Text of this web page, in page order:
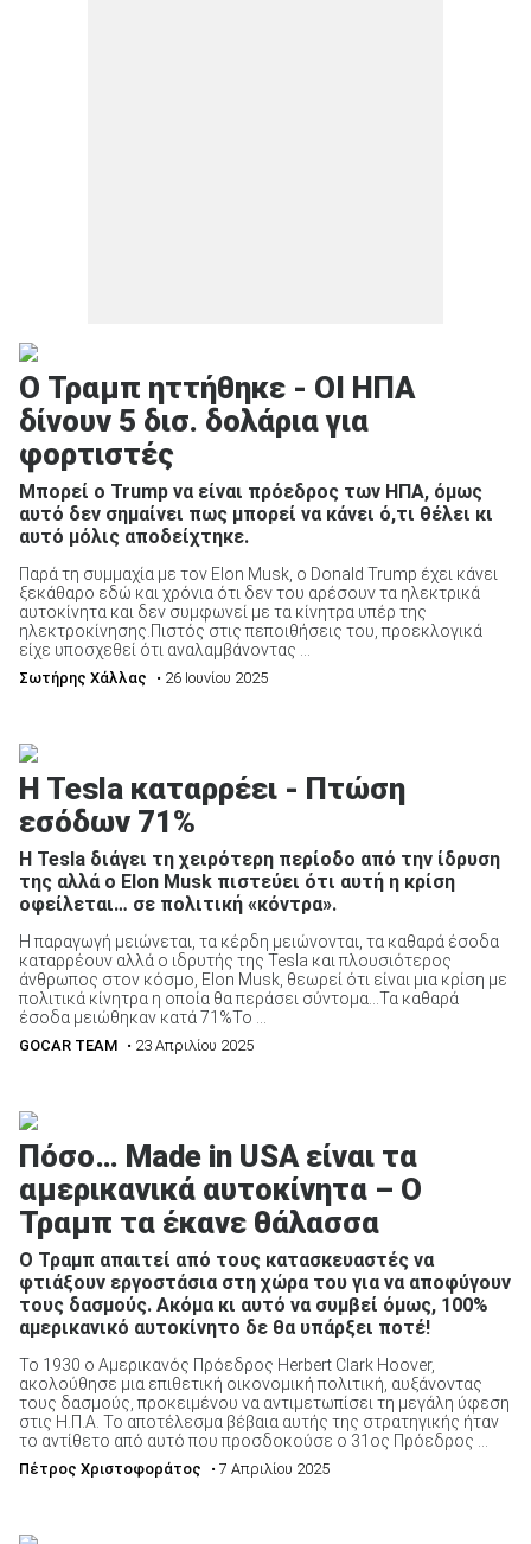
Ο Τραμπ ηττήθηκε - ΟΙ ΗΠΑ
δίνουν 5 δισ. δολάρια για
φορτιστές
Μπορεί ο Trump να είναι πρόεδρος των ΗΠΑ, όμως
αυτό δεν σημαίνει πως μπορεί να κάνει ό,τι θέλει κι
αυτό μόλις αποδείχτηκε.
Παρά τη συμμαχία με τον Elon Musk, ο Donald Trump έχει κάνει
ξεκάθαρο εδώ και χρόνια ότι δεν του αρέσουν τα ηλεκτρικά
αυτοκίνητα και δεν συμφωνεί με τα κίνητρα υπέρ της
ηλεκτροκίνησης.Πιστός στις πεποιθήσεις του, προεκλογικά
είχε υποσχεθεί ότι αναλαμβάνοντας ...
Σωτήρης Χάλλας • 26 Ιουνίου 2025
H Tesla καταρρέει - Πτώση
εσόδων 71%
H Tesla διάγει τη χειρότερη περίοδο από την ίδρυση
της αλλά ο Elon Musk πιστεύει ότι αυτή η κρίση
οφείλεται… σε πολιτική «κόντρα».
Η παραγωγή μειώνεται, τα κέρδη μειώνονται, τα καθαρά έσοδα
καταρρέουν αλλά ο ιδρυτής της Tesla και πλουσιότερος
άνθρωπος στον κόσμο, Elon Musk, θεωρεί ότι είναι μια κρίση με
πολιτικά κίνητρα η οποία θα περάσει σύντομα…Τα καθαρά
έσοδα μειώθηκαν κατά 71%Το ...
GOCAR TEAM • 23 Απριλίου 2025
Πόσο… Made in USA είναι τα
αμερικανικά αυτοκίνητα – Ο
Τραμπ τα έκανε θάλασσα
Ο Τραμπ απαιτεί από τους κατασκευαστές να
φτιάξουν εργοστάσια στη χώρα του για να αποφύγουν
τους δασμούς. Ακόμα κι αυτό να συμβεί όμως, 100%
αμερικανικό αυτοκίνητο δε θα υπάρξει ποτέ!
Το 1930 ο Αμερικανός Πρόεδρος Herbert Clark Hoover,
ακολούθησε μια επιθετική οικονομική πολιτική, αυξάνοντας
τους δασμούς, προκειμένου να αντιμετωπίσει τη μεγάλη ύφεση
στις Η.Π.Α. Το αποτέλεσμα βέβαια αυτής της στρατηγικής ήταν
το αντίθετο από αυτό που προσδοκούσε ο 31ος Πρόεδρος ...
Πέτρος Χριστοφοράτος • 7 Απριλίου 2025